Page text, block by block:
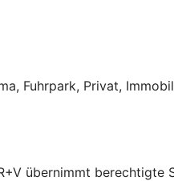
Fuhrpark, Privat,
übernimmt